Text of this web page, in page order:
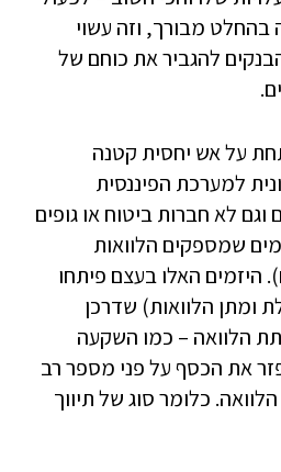
בהחלט מבורך, וזה עשוי
להגביר את כוחם של
על אש יחסית קטנה
למערכת הפיננסית
לא חברות ביטוח או גופים
שמספקים הלוואות
היזמים האלו בעצם פיתחו
ומתן הלוואות) שדרכן
הלוואה – כמו השקעה
את הכסף על פני מספר רב
כלומר סוג של תיווך